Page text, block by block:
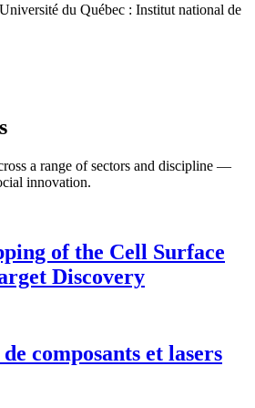
du Québec : Institut national de
a range of sectors and discipline —
innovation.
of the Cell Surface
Discovery
composants et lasers